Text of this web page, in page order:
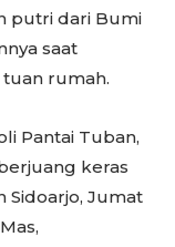
putri dari Bumi
saat
rumah.
Pantai Tuban,
keras
Sidoarjo, Jumat